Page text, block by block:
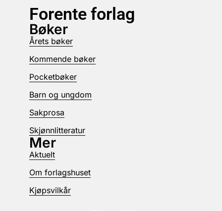
Forente forlag
Bøker
Årets bøker
Kommende bøker
Pocketbøker
Barn og ungdom
Sakprosa
Skjønnlitteratur
Mer
Aktuelt
Om forlagshuset
Kjøpsvilkår